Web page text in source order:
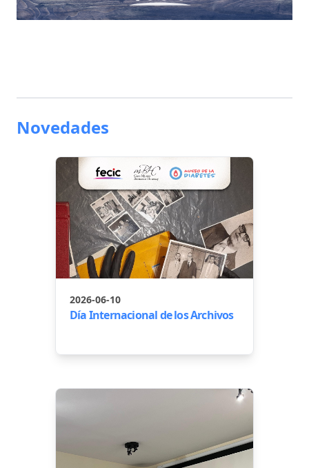
Novedades
2026-06-10
Día Internacional de los Archivos